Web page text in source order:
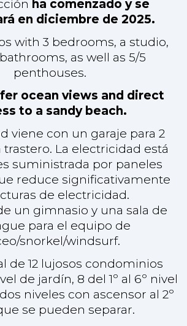
reduce significativamente
de electricidad.
un gimnasio y una sala de
para el equipo de
snorkel/windsurf.
de 12 lujosos condominios
de jardín, 8 del 1º al 6º nivel
se pueden separar.
información, llame hoy
al +1 469 901-2097.
o inscribirse en una
requiere un pago de
Para proceder con un
necesita un pago de
con pagos trimestrales
hasta la mudanza.